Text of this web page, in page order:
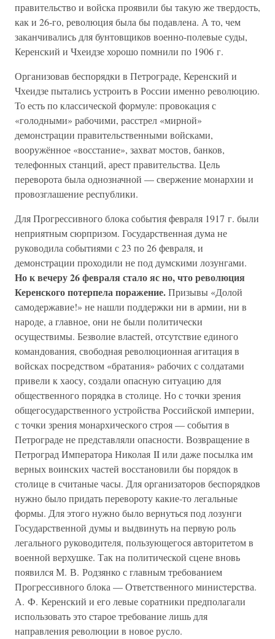
правительство и войска проявили бы такую же твердость,
как и 26-го, революция была бы подавлена. А то, чем
заканчивались для бунтовщиков военно-полевые суды,
Керенский и Чхеидзе хорошо помнили по 1906 г.
Организовав беспорядки в Петрограде, Керенский и
Чхеидзе пытались устроить в России именно революцию.
То есть по классической формуле: провокация с
«голодными» рабочими, расстрел «мирной»
демонстрации правительственными войсками,
вооружённое «восстание», захват мостов, банков,
телефонных станций, арест правительства. Цель
переворота была однозначной — свержение монархии и
провозглашение республики.
Для Прогрессивного блока события февраля 1917 г. были
неприятным сюрпризом. Государственная дума не
руководила событиями с 23 по 26 февраля, и
демонстрации проходили не под думскими лозунгами.
Но к вечеру 26 февраля стало яс но, что революция
Керенского потерпела поражение.Призывы «Долой
самодержавие!» не нашли поддержки ни в армии, ни в
народе, а главное, они не были политически
осуществимы. Безволие властей, отсутствие единого
командования, свободная революционная агитация в
войсках посредством «братания» рабочих с солдатами
привели к хаосу, создали опасную ситуацию для
общественного порядка в столице. Но с точки зрения
общегосударственного устройства Российской империи,
с точки зрения монархического строя — события в
Петрограде не представляли опасности. Возвращение в
Петроград Императора Николая II или даже посылка им
верных воинских частей восстановили бы порядок в
столице в считаные часы. Для организаторов беспорядков
нужно было придать перевороту какие-то легальные
формы. Для этого нужно было вернуться под лозунги
Государственной думы и выдвинуть на первую роль
легального руководителя, пользующегося авторитетом в
военной верхушке. Так на политической сцене вновь
появился М. В. Родзянко с главным требованием
Прогрессивного блока — Ответственного министерства.
А. Ф. Керенский и его левые соратники предполагали
использовать это старое требование лишь для
направления революции в новое русло.